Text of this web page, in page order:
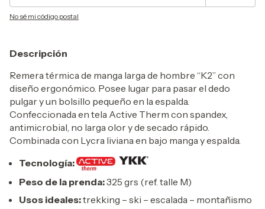
No sé mi código postal
Descripción
Remera térmica de manga larga de hombre “K2” con
diseño ergonómico. Posee lugar para pasar el dedo
pulgar y un bolsillo pequeño en la espalda.
Confeccionada en tela Active Therm con spandex,
antimicrobial, no larga olor y de secado rápido.
Combinada con Lycra liviana en bajo manga y espalda.
Tecnología:
Peso de la prenda:325 grs (ref. talle M)
Usos ideales:trekking – ski – escalada – montañismo